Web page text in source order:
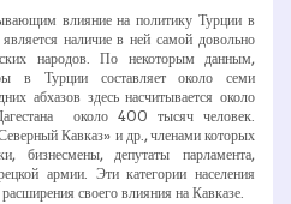
влияние на политику Турции в
наличие в ней самой довольно
народов. По некоторым данным,
в Турции составляет около семи
абхазов здесь насчитывается около
около 400 тысяч человек.
Кавказ» и др., членами которых
бизнесмены, депутаты парламента,
армии. Эти категории населения
своего влияния на Кавказе.